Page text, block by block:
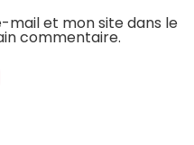
mail et mon site dans le
commentaire.